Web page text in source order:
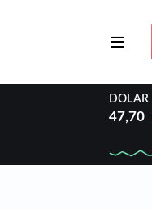
DOLAR
47,70